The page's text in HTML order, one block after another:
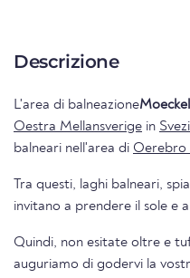
Descrizione
L'area di balneazione
Oestra Mellansverige in
balneari nell'area di Oerebro
Tra questi, laghi balneari,
invitano a prendere il sole e a
Quindi, non esitate oltre e
auguriamo di godervi la